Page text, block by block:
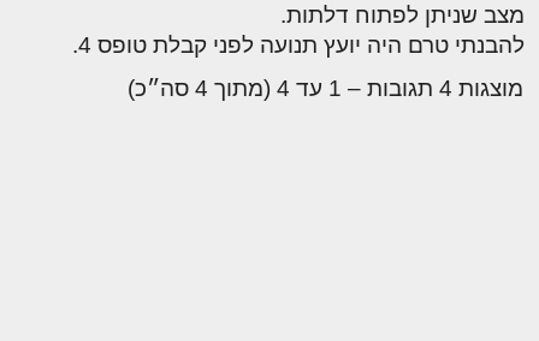
מצב שניתן לפתוח דלתות.
להבנתי טרם היה יועץ תנועה לפני קבלת טופס 4.
מוצגות 4 תגובות – 1 עד 4 (מתוך 4 סה״כ)